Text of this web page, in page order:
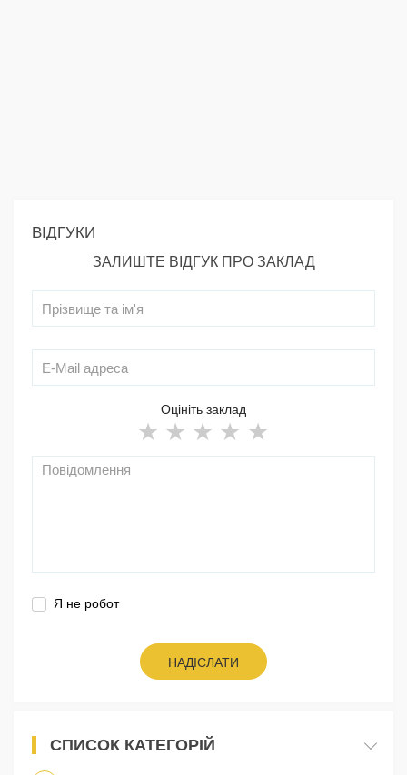
ВІДГУКИ
ЗАЛИШТЕ ВІДГУК ПРО ЗАКЛАД
Оцініть заклад
Я не робот
НАДІСЛАТИ
СПИСОК КАТЕГОРІЙ